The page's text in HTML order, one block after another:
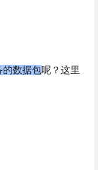
的数据包呢？这里